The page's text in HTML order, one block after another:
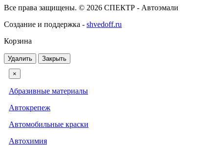
Все права защищены. © 2026 СПЕКТР - Автоэмали
Создание и поддержка - shvedoff.ru
Корзина
Удалить Закрыть
×
Абразивные материалы
Автокрепеж
Автомобильные краски
Автохимия